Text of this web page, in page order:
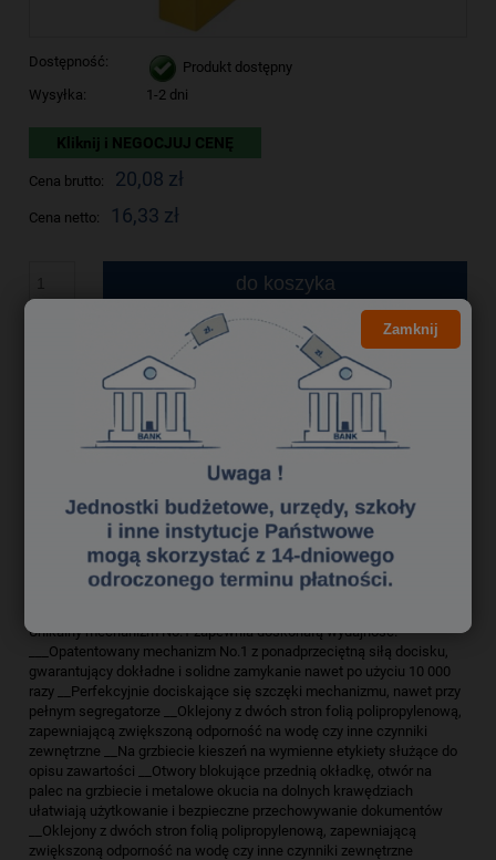
Dostępność:
Produkt dostępny
Wysyłka:
1-2 dni
Kliknij i NEGOCJUJ CENĘ
Cena brutto: 20,08 zł
Cena netto: 16,33 zł
do koszyka
dodaj do przechowalni
Kod produktu:
sek0070087
poleć znajomemu
Opis
Bezpieczeństwo
Unikalny mechanizm No.1 zapewnia doskonałą wydajność.
___Opatentowany mechanizm No.1 z ponadprzeciętną siłą docisku,
gwarantujący dokładne i solidne zamykanie nawet po użyciu 10 000
razy __Perfekcyjnie dociskające się szczęki mechanizmu, nawet przy
pełnym segregatorze __Oklejony z dwóch stron folią polipropylenową,
zapewniającą zwiększoną odporność na wodę czy inne czynniki
zewnętrzne __Na grzbiecie kieszeń na wymienne etykiety służące do
opisu zawartości __Otwory blokujące przednią okładkę, otwór na
palec na grzbiecie i metalowe okucia na dolnych krawędziach
ułatwiają użytkowanie i bezpieczne przechowywanie dokumentów
__Oklejony z dwóch stron folią polipropylenową, zapewniającą
zwiększoną odporność na wodę czy inne czynniki zewnętrzne
Zamknij